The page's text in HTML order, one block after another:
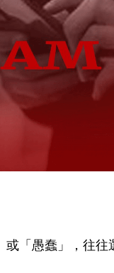
或「愚蠢」，往